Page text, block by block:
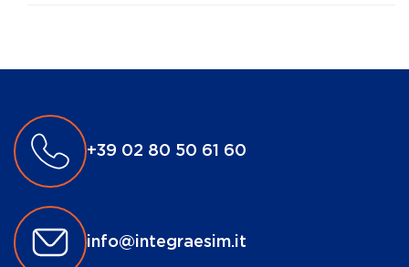
+39 02 80 50 61 60
info@integraesim.it